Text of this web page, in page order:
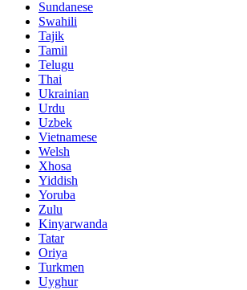
Sundanese
Swahili
Tajik
Tamil
Telugu
Thai
Ukrainian
Urdu
Uzbek
Vietnamese
Welsh
Xhosa
Yiddish
Yoruba
Zulu
Kinyarwanda
Tatar
Oriya
Turkmen
Uyghur